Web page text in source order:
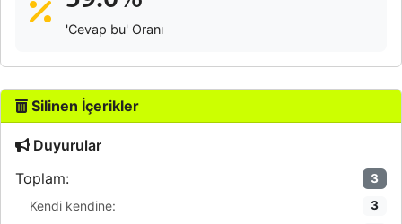
'Cevap bu' Oranı
Silinen İçerikler
Duyurular
Toplam:
3
Kendi kendine: 3